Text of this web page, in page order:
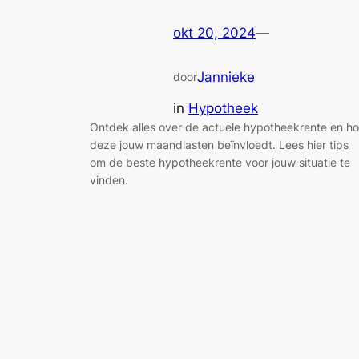
okt 20, 2024—
doorJannieke
in Hypotheek
Ontdek alles over de actuele hypotheekrente en
deze jouw maandlasten beïnvloedt. Lees hier tips
om de beste hypotheekrente voor jouw situatie te
vinden.